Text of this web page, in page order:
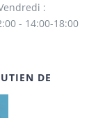
:
- 14:00-18:00
DE